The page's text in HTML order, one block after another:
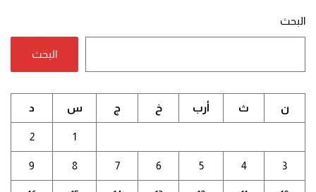
البحث
البحث
ن ث أرب خ ج س د
1
2
3
4
5
6
7
8
9